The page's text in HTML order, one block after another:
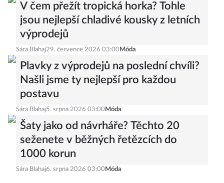
V čem přežít tropická horka? Tohle
jsou nejlepší chladivé kousky z letních
výprodejů
Sára Blahaj29. července 2026 03:00 Móda
Plavky z výprodejů na poslední chvíli?
Našli jsme ty nejlepší pro každou
postavu
Sára Blahaj5. srpna 2026 03:00 Móda
Šaty jako od návrháře? Těchto 20
seženete v běžných řetězcích do
1000 korun
Sára Blahaj6. srpna 2026 03:00 Móda